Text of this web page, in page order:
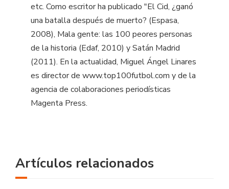
etc. Como escritor ha publicado "El Cid, ¿ganó
una batalla después de muerto? (Espasa,
2008), Mala gente: las 100 peores personas
de la historia (Edaf, 2010) y Satán Madrid
(2011). En la actualidad, Miguel Ángel Linares
es director de www.top100futbol.com y de la
agencia de colaboraciones periodísticas
Magenta Press.
Artículos relacionados